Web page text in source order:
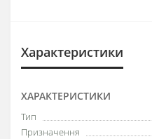
Характеристики
ХАРАКТЕРИСТИКИ
Тип
Призначення